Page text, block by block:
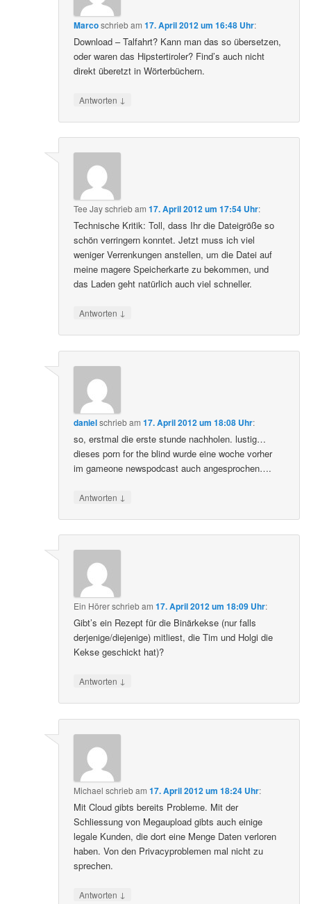
Marcoschriebam17. April 2012 um 16:48 Uhr:
Download – Talfahrt? Kann man das so übersetzen,
oder waren das Hipstertiroler? Find’s auch nicht
direkt überetzt in Wörterbüchern.
Antworten ↓
Tee Jayschriebam17. April 2012 um 17:54 Uhr:
Technische Kritik: Toll, dass Ihr die Dateigröße so
schön verringern konntet. Jetzt muss ich viel
weniger Verrenkungen anstellen, um die Datei auf
meine magere Speicherkarte zu bekommen, und
das Laden geht natürlich auch viel schneller.
Antworten ↓
danielschriebam17. April 2012 um 18:08 Uhr:
so, erstmal die erste stunde nachholen. lustig…
dieses porn for the blind wurde eine woche vorher
im gameone newspodcast auch angesprochen….
Antworten ↓
Ein Hörerschriebam17. April 2012 um 18:09 Uhr:
Gibt’s ein Rezept für die Binärkekse (nur falls
derjenige/diejenige) mitliest, die Tim und Holgi die
Kekse geschickt hat)?
Antworten ↓
Michael schriebam17. April 2012 um 18:24 Uhr:
Mit Cloud gibts bereits Probleme. Mit der
Schliessung von Megaupload gibts auch einige
legale Kunden, die dort eine Menge Daten verloren
haben. Von den Privacyproblemen mal nicht zu
sprechen.
Antworten ↓